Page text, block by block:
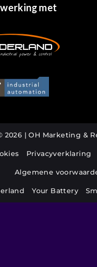
met
2026 | OH Marketing &
Privacyverklaring
Algemene
Your Battery